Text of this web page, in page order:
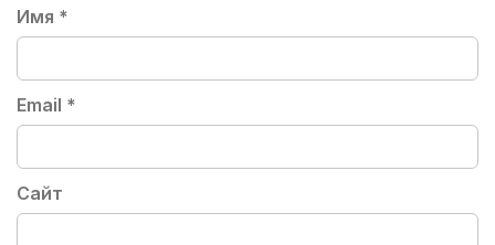
Имя *
Email *
Сайт